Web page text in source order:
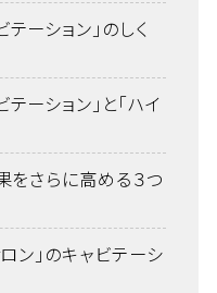
ーション」のしく
ーション」と「ハイ
をさらに高める３つ
ロン」のキャビテーシ